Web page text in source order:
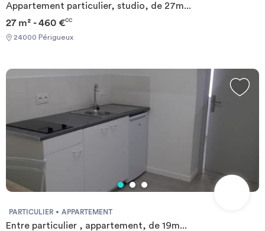
Appartement particulier, studio, de 27m...
27 m² - 460 €CC
24000 Périgueux
PARTICULIER APPARTEMENT
Entre particulier , appartement, de 19m...